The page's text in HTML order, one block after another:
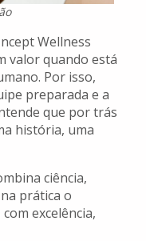
Wellness
valor quando está
Por isso,
preparada e a
que por trás
história, uma
ciência,
prática o
excelência,